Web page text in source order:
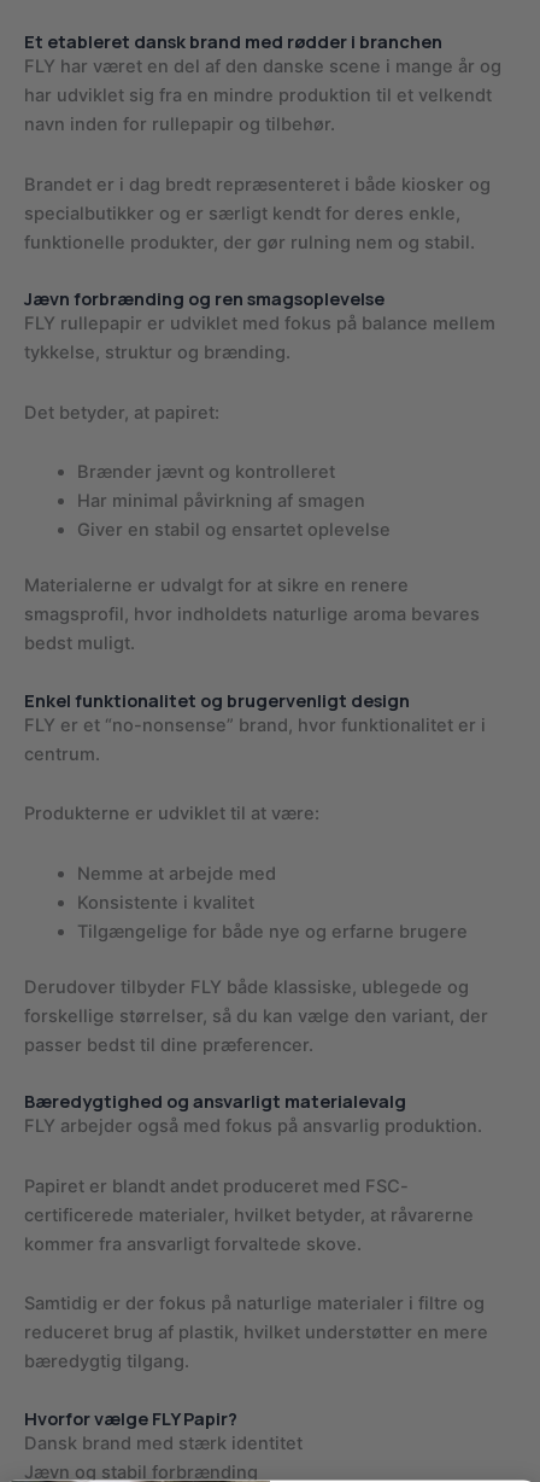
Et etableret dansk brand med rødder i branchen
FLY har været en del af den danske scene i mange år og
har udviklet sig fra en mindre produktion til et velkendt
navn inden for rullepapir og tilbehør.
Brandet er i dag bredt repræsenteret i både kiosker og
specialbutikker og er særligt kendt for deres enkle,
funktionelle produkter, der gør rulning nem og stabil.
Jævn forbrænding og ren smagsoplevelse
FLY rullepapir er udviklet med fokus på balance mellem
tykkelse, struktur og brænding.
Det betyder, at papiret:
Brænder jævnt og kontrolleret
Har minimal påvirkning af smagen
Giver en stabil og ensartet oplevelse
Materialerne er udvalgt for at sikre en renere
smagsprofil, hvor indholdets naturlige aroma bevares
bedst muligt.
Enkel funktionalitet og brugervenligt design
FLY er et “no-nonsense” brand, hvor funktionalitet er i
centrum.
Produkterne er udviklet til at være:
Nemme at arbejde med
Konsistente i kvalitet
Tilgængelige for både nye og erfarne brugere
Derudover tilbyder FLY både klassiske, ublegede og
forskellige størrelser, så du kan vælge den variant, der
passer bedst til dine præferencer.
Bæredygtighed og ansvarligt materialevalg
FLY arbejder også med fokus på ansvarlig produktion.
Papiret er blandt andet produceret med FSC-
certificerede materialer, hvilket betyder, at råvarerne
kommer fra ansvarligt forvaltede skove.
Samtidig er der fokus på naturlige materialer i filtre og
reduceret brug af plastik, hvilket understøtter en mere
bæredygtig tilgang.
Hvorfor vælge FLY Papir?
Dansk brand med stærk identitet
Jævn og stabil forbrænding